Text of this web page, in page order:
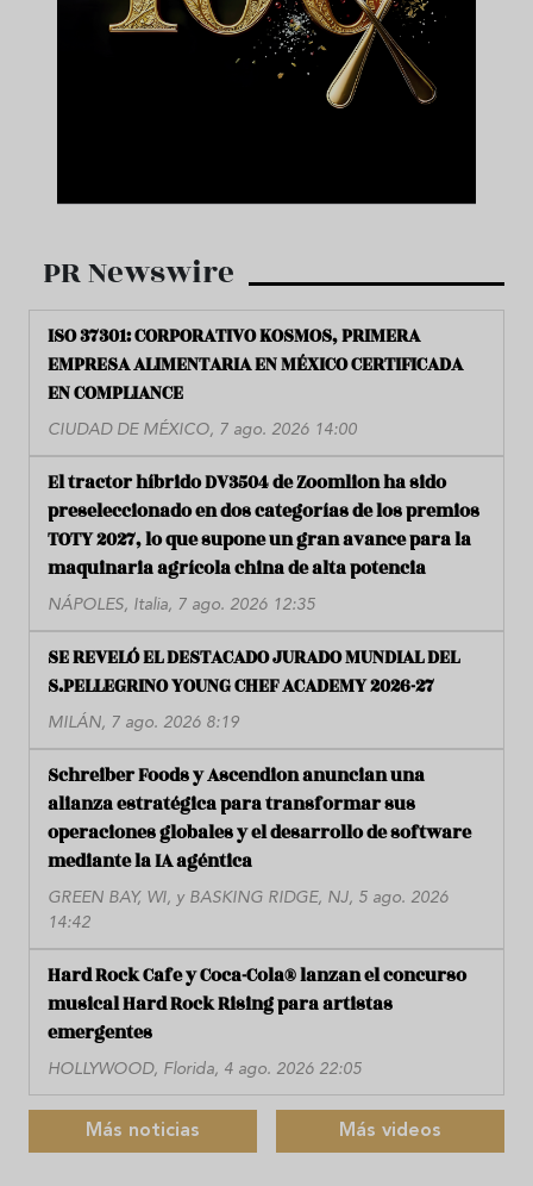
PR Newswire
ISO 37301: CORPORATIVO KOSMOS, PRIMERA
EMPRESA ALIMENTARIA EN MÉXICO CERTIFICADA
EN COMPLIANCE
CIUDAD DE MÉXICO, 7 ago. 2026 14:00
El tractor híbrido DV3504 de Zoomlion ha sido
preseleccionado en dos categorías de los premios
TOTY 2027, lo que supone un gran avance para la
maquinaria agrícola china de alta potencia
NÁPOLES, Italia, 7 ago. 2026 12:35
SE REVELÓ EL DESTACADO JURADO MUNDIAL DEL
S.PELLEGRINO YOUNG CHEF ACADEMY 2026-27
MILÁN, 7 ago. 2026 8:19
Schreiber Foods y Ascendion anuncian una
alianza estratégica para transformar sus
operaciones globales y el desarrollo de software
mediante la IA agéntica
GREEN BAY, WI, y BASKING RIDGE, NJ, 5 ago. 2026
14:42
Hard Rock Cafe y Coca-Cola® lanzan el concurso
musical Hard Rock Rising para artistas
emergentes
HOLLYWOOD, Florida, 4 ago. 2026 22:05
Más noticias Más videos